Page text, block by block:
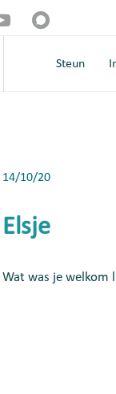
Steun
14/10/20
Elsje
Wat was je welkom